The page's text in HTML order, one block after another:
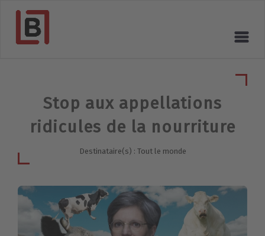
Stop aux appellations
ridicules de la nourriture
Destinataire(s) : Tout le monde